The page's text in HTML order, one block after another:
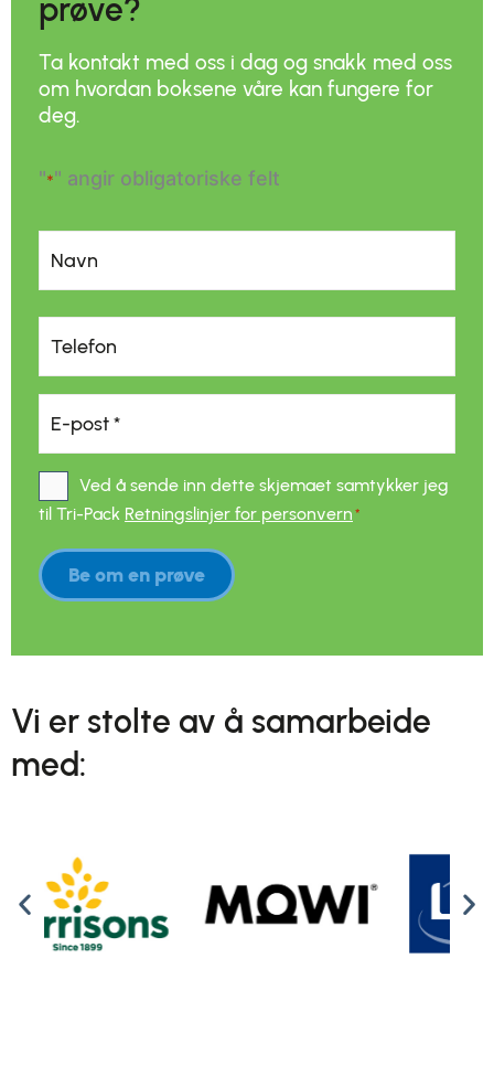
prøve?
Ta kontakt med oss i dag og snakk med oss
om hvordan boksene våre kan fungere for
deg.
"*" angir obligatoriske felt
Navn
post
**
Samtykke*
Ved å sende inn dette skjemaet samtykker jeg
til Tri-Pack Retningslinjer for personvern *
Be om en prøve
Vi er stolte av å samarbeide
med: